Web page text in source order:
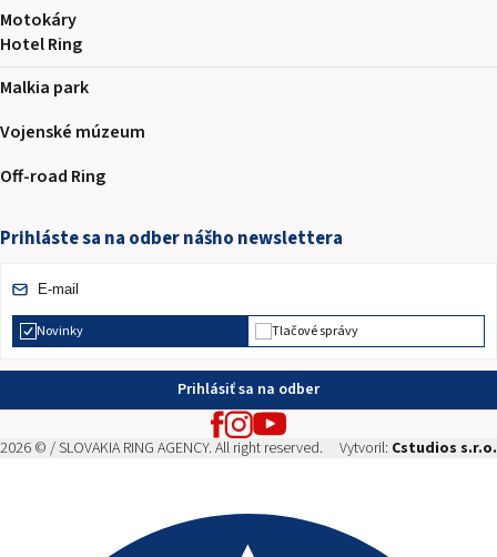
Motokáry
Hotel Ring
Malkia park
Vojenské múzeum
Off-road Ring
Prihláste sa na odber nášho newslettera
Novinky Tlačové správy
Prihlásiť sa na odber
2026 © / SLOVAKIA RING AGENCY. All right reserved. Vytvoril: Cstudios s.r.o.